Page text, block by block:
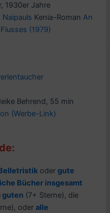
1930er Jahre
Naipauls Kenia-RomanAn
(1979)
Behrend, 55 min
(Werbe-Link)
odergute
Bücher insgesamt
guten (7+ Sterne), die
oderalle